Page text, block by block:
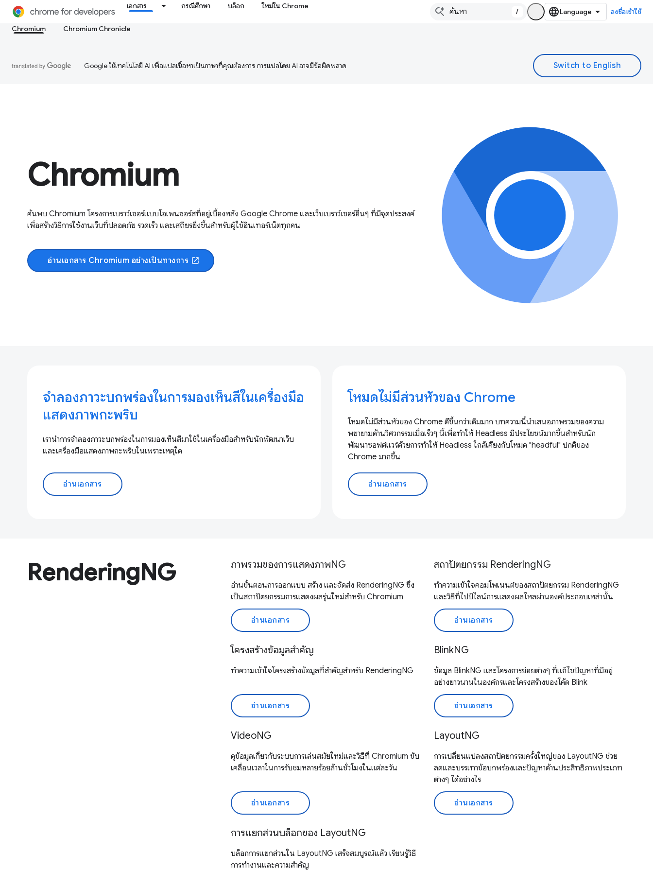
เอกสาร กรณีศึกษา บล็อก ใหม่ใน Chrome
/
ลงชื่อเข้าใช้
Chromium
Chromium Chronicle
Google ใช้เทคโนโลยี AI เพื่อแปลเนื้อหาเป็นภาษาที่คุณต้องการ การแปลโดย AI อาจมีข้อผิดพลาด
Chromium
ค้นพบ Chromium โครงการเบราว์เซอร์แบบโอเพนซอร์สที่อยู่เบื้องหลัง Google Chrome และเว็บเบราว์เซอร์อื่นๆ ที่มีจุดประสงค์
เพื่อสร้างวิธีการใช้งานเว็บที่ปลอดภัย รวดเร็ว และเสถียรยิ่งขึ้นสำหรับผู้ใช้อินเทอร์เน็ตทุกคน
อ่านเอกสาร Chromium อย่างเป็นทางการ open_in_new
จำลองภาวะบกพร่องในการมองเห็นสีในเครื่องมือ
แสดงภาพกะพริบ
เรานำการจำลองภาวะบกพร่องในการมองเห็นสีมาใช้ในเครื่องมือสำหรับนักพัฒนาเว็บ
และเครื่องมือแสดงภาพกะพริบในเพราะเหตุใด
อ่านเอกสาร
โหมดไม่มีส่วนหัวของ Chrome
โหมดไม่มีส่วนหัวของ Chrome ดีขึ้นกว่าเดิมมาก บทความนี้นำเสนอภาพรวมของความ
พยายามด้านวิศวกรรมเมื่อเร็วๆ นี้เพื่อทำให้ Headless มีประโยชน์มากขึ้นสำหรับนัก
พัฒนาซอฟต์แวร์ด้วยการทำให้ Headless ใกล้เคียงกับโหมด "headful" ปกติของ
Chrome มากขึ้น
อ่านเอกสาร
RenderingNG ภาพรวมของการแสดงภาพNG
อ่านขั้นตอนการออกแบบ สร้าง และจัดส่ง RenderingNG ซึ่ง
เป็นสถาปัตยกรรมการแสดงผลรุ่นใหม่สำหรับ Chromium
อ่านเอกสาร
สถาปัตยกรรม RenderingNG
ทำความเข้าใจคอมโพเนนต์ของสถาปัตยกรรม RenderingNG
และวิธีที่ไปป์ไลน์การแสดงผลไหลผ่านองค์ประกอบเหล่านั้น
อ่านเอกสาร
โครงสร้างข้อมูลสำคัญ
ทำความเข้าใจโครงสร้างข้อมูลที่สำคัญสำหรับ RenderingNG
อ่านเอกสาร
BlinkNG
ข้อมูล BlinkNG และโครงการย่อยต่างๆ ที่แก้ไขปัญหาที่มีอยู่
อย่างยาวนานในองค์กรและโครงสร้างของโค้ด Blink
อ่านเอกสาร
VideoNG
ดูข้อมูลเกี่ยวกับระบบการเล่นสมัยใหม่และวิธีที่ Chromium ขับ
เคลื่อนเวลาในการรับชมหลายร้อยล้านชั่วโมงในแต่ละวัน
อ่านเอกสาร
LayoutNG
การเปลี่ยนแปลงสถาปัตยกรรมครั้งใหญ่ของ LayoutNG ช่วย
ลดและบรรเทาข้อบกพร่องและปัญหาด้านประสิทธิภาพประเภท
ต่างๆ ได้อย่างไร
อ่านเอกสาร
การแยกส่วนบล็อกของ LayoutNG
บล็อกการแยกส่วนใน LayoutNG เสร็จสมบูรณ์แล้ว เรียนรู้วิธี
การทำงานและความสำคัญ